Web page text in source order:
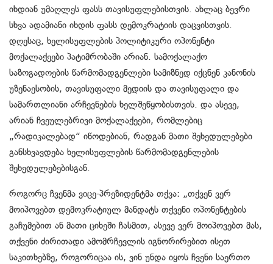
იხდიან უმაღლეს ფასს თავისუფლებისთვის. ახლაც ბევრი
სხვა ადამიანი იხდის ფასს დემოკრატიის დაცვისთვის.
დღესაც, ხელისუფლების პოლიტიკური ოპონენტი
მოქალაქეები პატიმრობაში არიან. სამოქალაქო
საზოგადოების წარმომადგენლები სამიზნედ იქცნენ კანონის
უზენაესობის, თავისუფალი მედიის და თავისუფალი და
სამართლიანი არჩევნების ხელშეწყობისთვის. და ასევე,
არიან ჩვეულებრივი მოქალაქეები, რომლებიც
„რადიკალებად“ იწოდებიან, რადგან მათი შეხედულებები
განსხვავდება ხელისუფლების წარმომადგენლების
შეხედულებებისგან.
როგორც ჩვენმა ვიცე-პრეზიდენტმა თქვა: „თქვენ ვერ
მოიპოვებთ დემოკრატიულ მანდატს თქვენი ოპონენტების
გაჩუმებით ან მათი ციხეში ჩასმით, ასევე ვერ მოიპოვებთ მას,
თქვენი ძირითადი ამომრჩევლის იგნორირებით ისეთ
საკითხებზე, როგორიცაა ის, ვინ უნდა იყოს ჩვენი საერთო